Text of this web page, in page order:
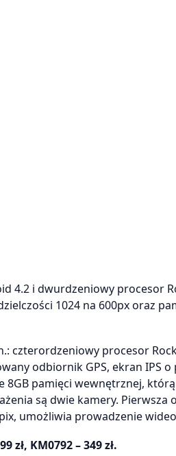
4.2 i dwurdzeniowy procesor
1024 na 600px oraz
czterordzeniowy procesor
odbiornik GPS, ekran IPS
pamięci wewnętrznej,
są dwie kamery.
umożliwia prowadzenie
zł, KM0792 – 349 zł.